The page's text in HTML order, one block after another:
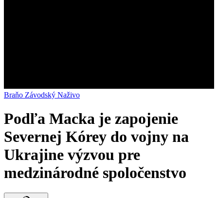
Braňo Závodský Naživo
Podľa Macka je zapojenie
Severnej Kórey do vojny na
Ukrajine výzvou pre
medzinárodné spoločenstvo